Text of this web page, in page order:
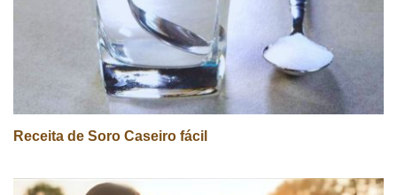
Receita de Soro Caseiro fácil